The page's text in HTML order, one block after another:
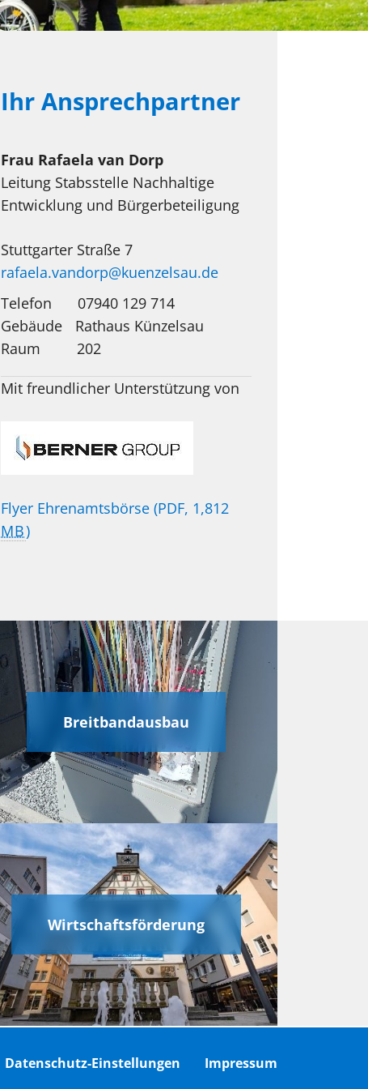
Ihr Ansprechpartner
Frau Rafaela van Dorp
Leitung Stabsstelle Nachhaltige
Entwicklung und Bürgerbeteiligung
Stuttgarter Straße 7
rafaela.vandorp@kuenzelsau.de
Telefon
07940 129 714
Rathaus Künzelsau
202
Mit freundlicher Unterstützung von
Flyer Ehrenamtsbörse (PDF, 1,812
MB)
Breitbandausbau
Wirtschaftsförderung
Datenschutz-Einstellungen Impressum